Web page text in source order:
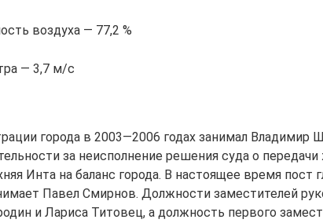
воздуха — 77,2 %
— 3,7 м/с
города в 2003—2006 годах занимал Владимир
за неисполнение решения суда о
Инта на баланс города. В настоящее время пост
Павел Смирнов. Должности заместителей
и Лариса Титовец, а должность первого